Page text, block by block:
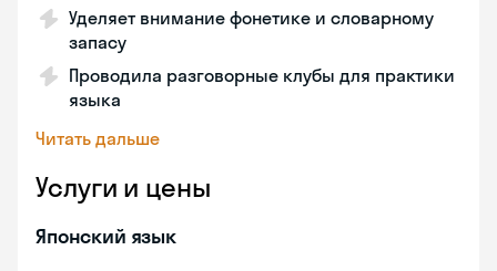
Уделяет внимание фонетике и словарному
запасу
Проводила разговорные клубы для практики
языка
Читать дальше
Услуги и цены
Японский язык